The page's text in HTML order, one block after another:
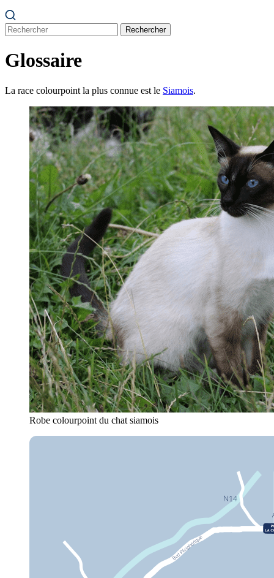
Rechercher
Glossaire
La race colourpoint la plus connue est le Siamois.
Robe colourpoint du chat siamois